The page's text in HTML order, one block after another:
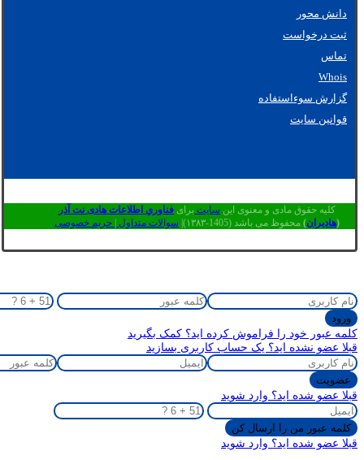
دانش محور
ثبت درخواست
تماس
Whois
گزارش سوءاستفاده
قوانین سایت
کلیه حقوق مادی و معنوی این سایت برای فناوري اطلاعات هادی نت آذر
(هادیران) محفوظ می باشد (1405-۱۳۸۳)| سوالات متداول حریم خصوصی
کلمه عبور خود را فراموش کرده اید؟ کمک بگیرید
قبلا عضو نشده اید؟ یک حساب کاربری بسازید
قبلا عضو شده اید؟ وارد شوید
قبلا عضو شده اید؟ وارد شوید